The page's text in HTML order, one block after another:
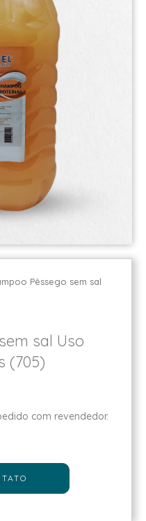
Pêssego sem sal
sal Uso
(705)
com revendedor.